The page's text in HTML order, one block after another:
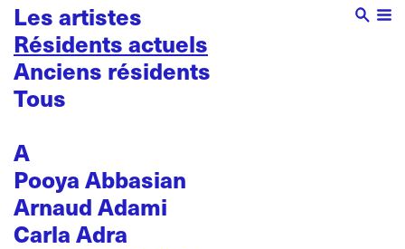
Les artistes
Résidents actuels
Anciens résidents
Tous
A
Pooya Abbasian
Arnaud Adami
Carla Adra